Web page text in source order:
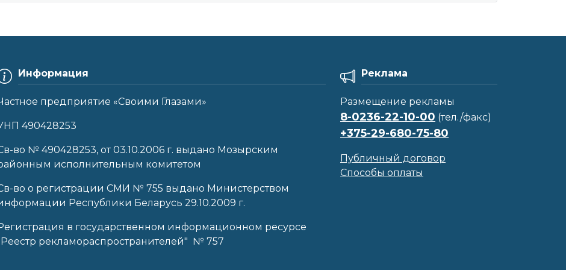
Информация
предприятие «Своими Глазами»
490428253
во № 490428253, от 03.10.2006 г. выдано Мозырским
исполнительным комитетом
во о регистрации СМИ № 755 выдано Министерством
Республики Беларусь 29.10.2009 г.
в государственном информационном ресурсе
рекламораспространителей" № 757
Реклама
Размещение рекламы
8-0236-22-10-00 (тел./факс)
+375-29-680-75-80
Публичный договор
Способы оплаты